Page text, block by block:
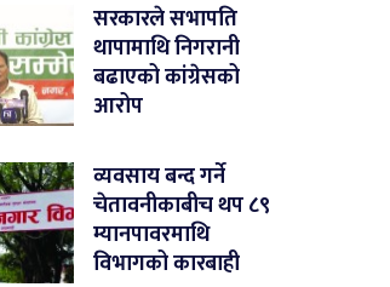
सरकारले सभापति
थापामाथि निगरानी
बढाएको कांग्रेसको
आरोप
व्यवसाय बन्द गर्ने
चेतावनीकाबीच थप ८९
म्यानपावरमाथि
विभागको कारबाही